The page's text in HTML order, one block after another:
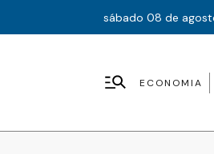
sábado 08 de
ECONOMIA